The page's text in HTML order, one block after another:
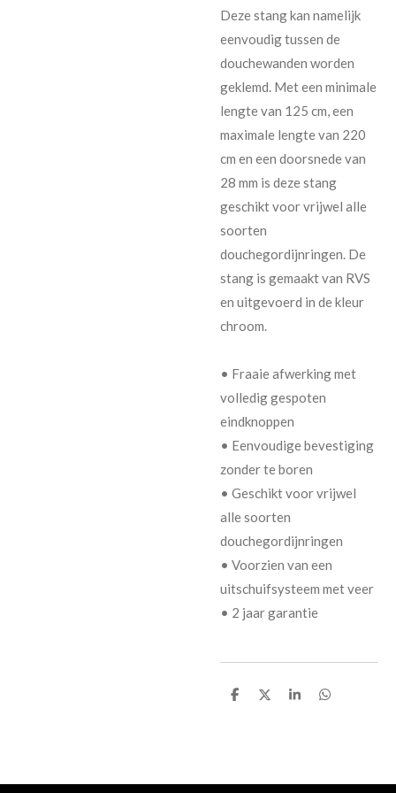
Deze stang kan namelijk
eenvoudig tussen de
douchewanden worden
geklemd. Met een minimale
lengte van 125 cm, een
maximale lengte van 220
cm en een doorsnede van
28 mm is deze stang
geschikt voor vrijwel alle
soorten
douchegordijnringen. De
stang is gemaakt van RVS
en uitgevoerd in de kleur
chroom.
• Fraaie afwerking met
volledig gespoten
eindknoppen
• Eenvoudige bevestiging
zonder te boren
• Geschikt voor vrijwel
alle soorten
douchegordijnringen
• Voorzien van een
uitschuifsysteem met veer
• 2 jaar garantie
D
D
S
D